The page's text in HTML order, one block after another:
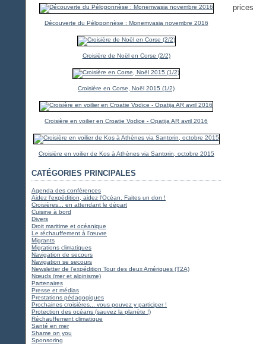
Découverte du Péloponnèse : Monemvasia novembre 2016
Croisière de Noël en Corse (2/2)
Croisière en Corse, Noël 2015 (1/2)
Croisière en voilier en Croatie Vodice - Opatija AR avril 2016
Croisière en voilier de Kos à Athènes via Santorin, octobre 2015
CATÉGORIES PRINCIPALES
Agenda des conférences
Aidez l'expédition, aidez l'Océan. Faites un don !
Croisières... en attendant le départ
Cuisine à bord
Divers
Droit maritime et océanique
Le réchauffement à l'œuvre
Migrants
Migrations climatiques
Navigation de secours
Navigation se secours
Newsletter de l'expédition Tour des deux Amériques (T2A)
Nœuds (mer et alpinisme)
Partenaires
Presse et médias
Prestations pédagogiques
Prochaines croisières... vous pouvez y participer !
Protection des océans (sauvez la planète !)
Réchauffement climatique
Santé en mer
Shame on you
Sponsoring